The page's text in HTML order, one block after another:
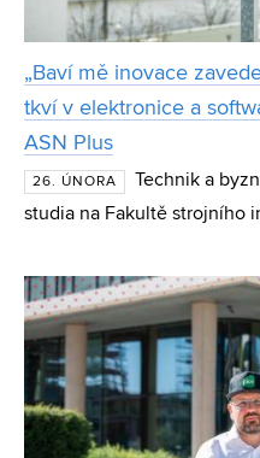
„Baví mě inovace
tkví v elektronice a
ASN Plus
26. ÚNORA
Technik a
studia na Fakultě strojního
podnikání, které tento